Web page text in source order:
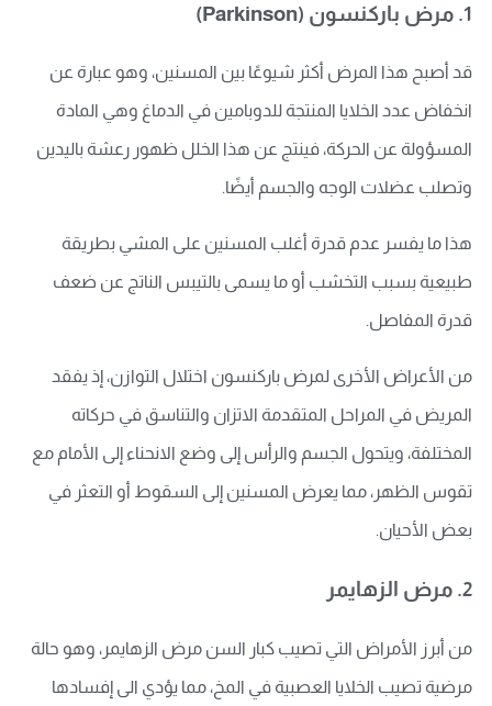
1. مرض باركنسون (Parkinson)
قد أصبح هذا المرض أكثر شيوعًا بين المسنين، وهو عبارة عن
انخفاض عدد الخلايا المنتجة للدوبامين في الدماغ وهي المادة
المسؤولة عن الحركة، فينتج عن هذا الخلل ظهور رعشة باليدين
وتصلب عضلات الوجه والجسم أيضًا.
هذا ما يفسر عدم قدرة أغلب المسنين على المشي بطريقة
طبيعية بسبب التخشب أو ما يسمى بالتيبس الناتج عن ضعف
قدرة المفاصل.
من الأعراض الأخرى لمرض باركنسون اختلال التوازن، إذ يفقد
المريض في المراحل المتقدمة الاتزان والتناسق في حركاته
المختلفة، ويتحول الجسم والرأس إلى وضع الانحناء إلى الأمام مع
تقوس الظهر، مما يعرض المسنين إلى السقوط أو التعثر في
بعض الأحيان.
2. مرض الزهايمر
من أبرز الأمراض التي تصيب كبار السن مرض الزهايمر، وهو حالة
مرضية تصيب الخلايا العصبية في المخ، مما يؤدي الى إفسادها